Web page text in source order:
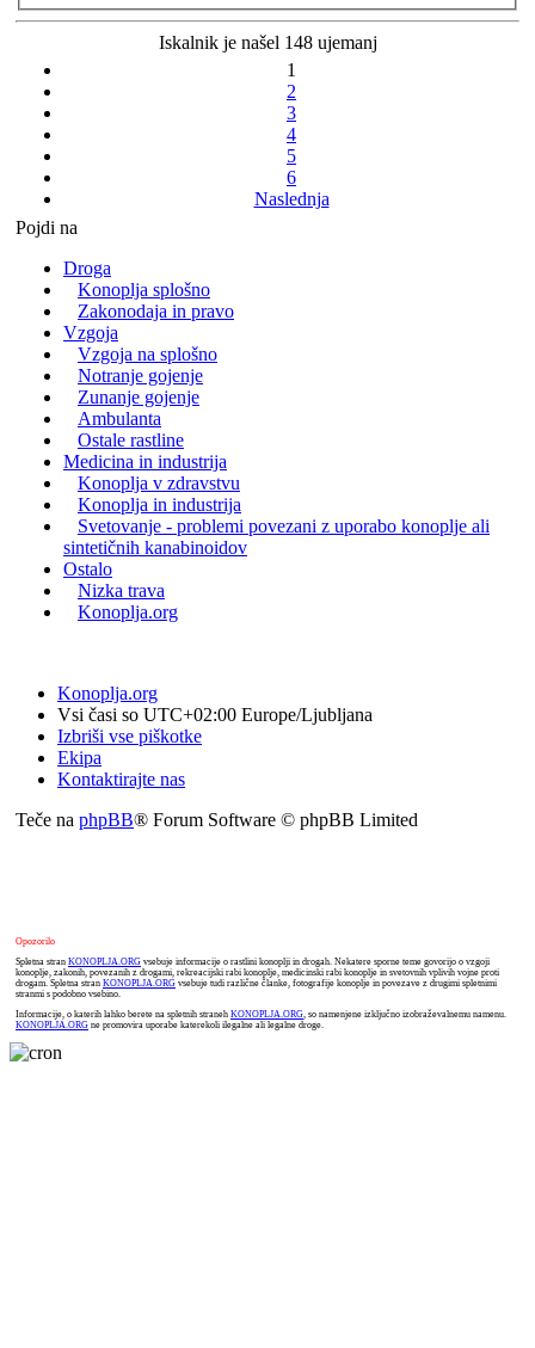
Iskalnik je našel 148 ujemanj
1
2
3
4
5
6
Naslednja
Pojdi na
Droga
Konoplja splošno
Zakonodaja in pravo
Vzgoja
Vzgoja na splošno
Notranje gojenje
Zunanje gojenje
Ambulanta
Ostale rastline
Medicina in industrija
Konoplja v zdravstvu
Konoplja in industrija
Svetovanje - problemi povezani z uporabo konoplje ali
sintetičnih kanabinoidov
Ostalo
Nizka trava
Konoplja.org
Konoplja.org
Vsi časi so UTC+02:00 Europe/Ljubljana
Izbriši vse piškotke
Ekipa
Kontaktirajte nas
Teče na phpBB® Forum Software © phpBB Limited
Opozorilo
Spletna stran KONOPLJA.ORG vsebuje informacije o rastlini konoplji in drogah. Nekatere sporne teme govorijo o vzgoji
konoplje, zakonih, povezanih z drogami, rekreacijski rabi konoplje, medicinski rabi konoplje in svetovnih vplivih vojne proti
drogam. Spletna stran KONOPLJA.ORG vsebuje tudi različne članke, fotografije konoplje in povezave z drugimi spletnimi
stranmi s podobno vsebino.
Informacije, o katerih lahko berete na spletnih straneh KONOPLJA.ORG , so namenjene izključno izobraževalnemu namenu.
KONOPLJA.ORG ne promovira uporabe katerekoli ilegalne ali legalne droge.